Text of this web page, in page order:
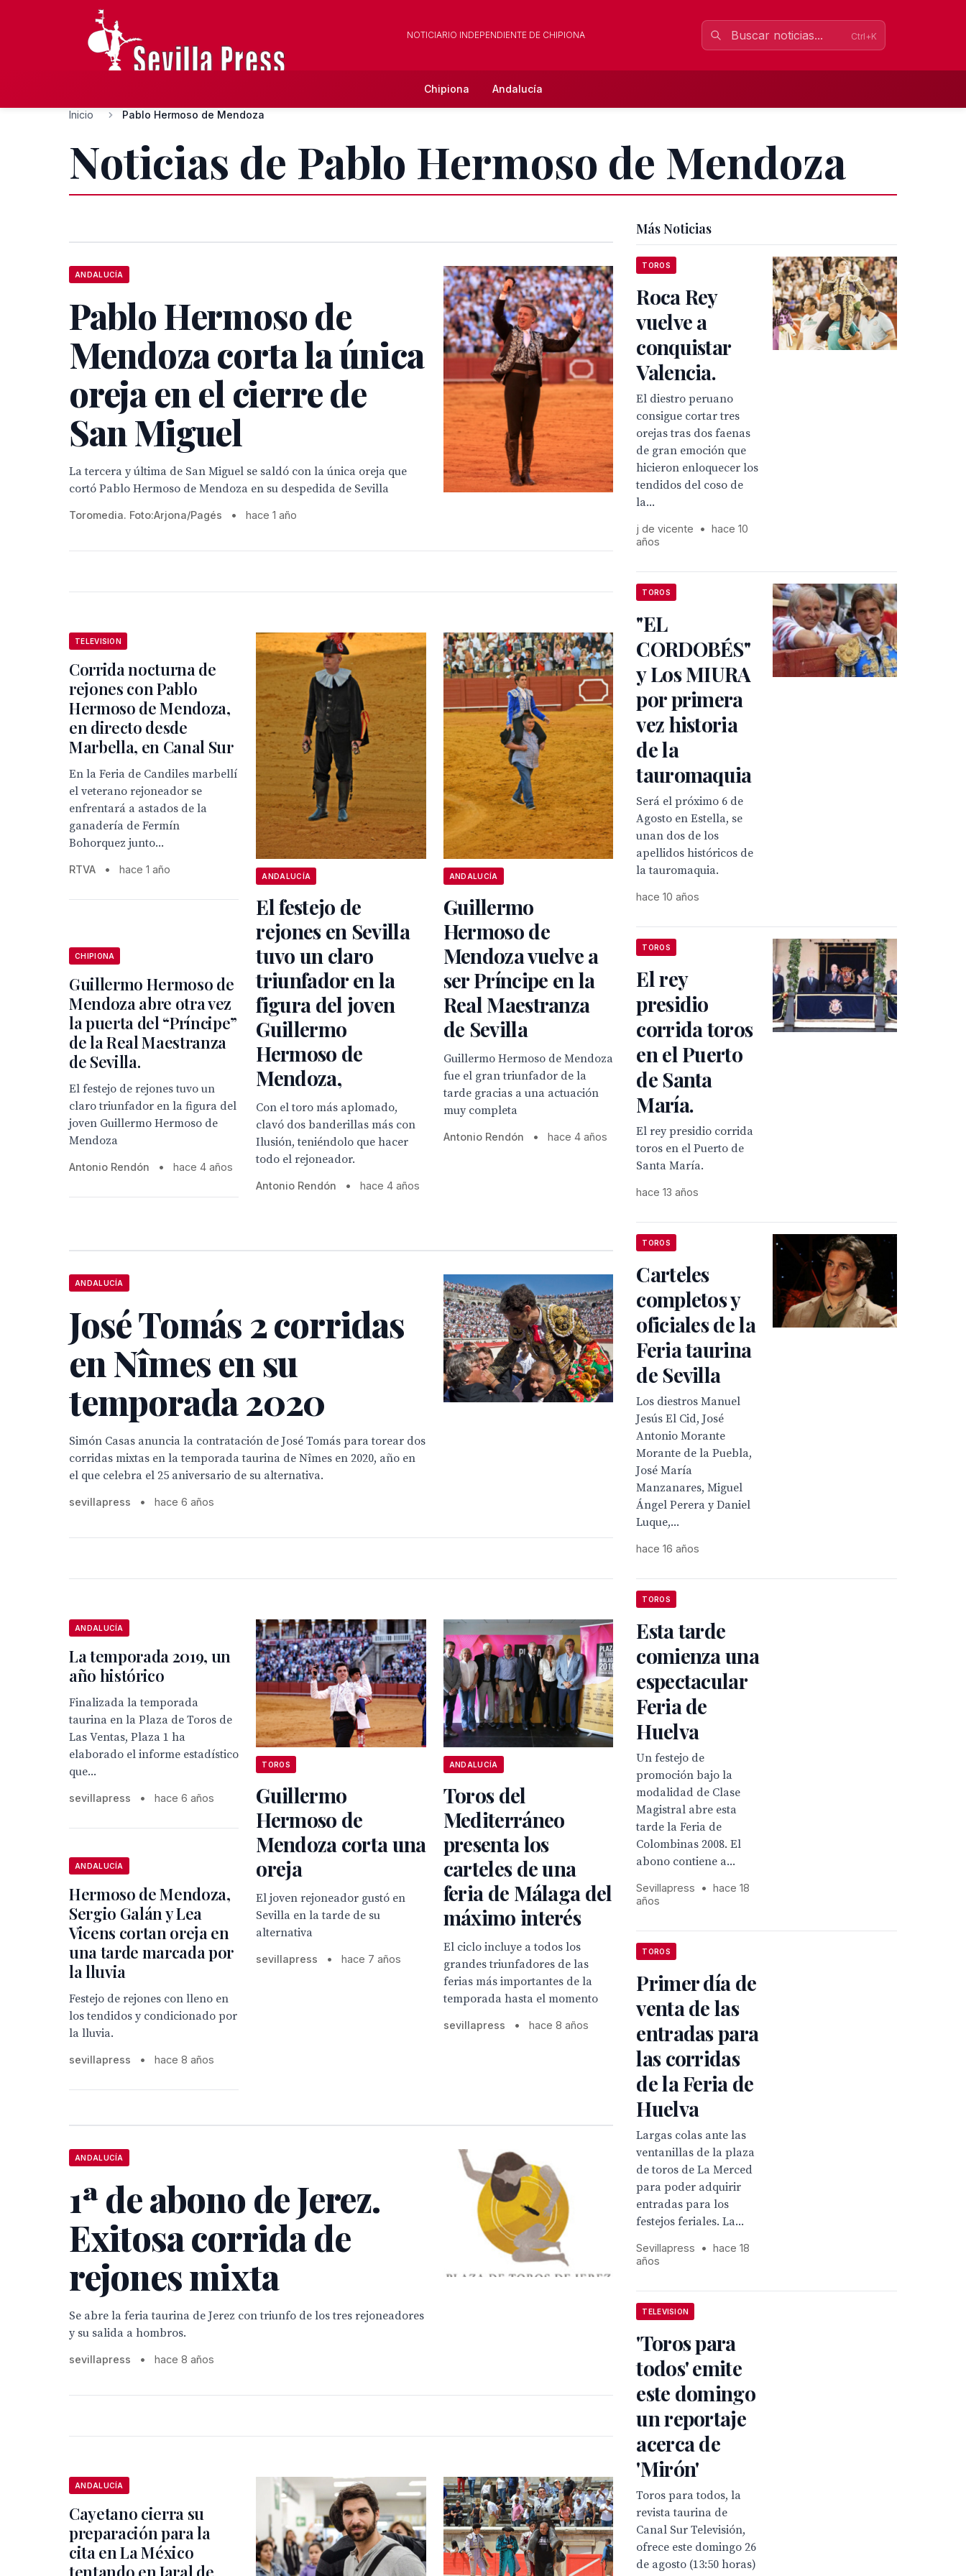
NOTICIARIO INDEPENDIENTE DE CHIPIONA Ctrl+K
Chipiona Andalucía
Inicio Pablo Hermoso de Mendoza
Noticias de Pablo Hermoso de Mendoza
ANDALUCÍA
Pablo Hermoso de
Mendoza corta la única
oreja en el cierre de
San Miguel
La tercera y última de San Miguel se saldó con la única oreja que
cortó Pablo Hermoso de Mendoza en su despedida de Sevilla
Toromedia. Foto:Arjona/Pagés • hace 1 año
TELEVISION
Corrida nocturna de
rejones con Pablo
Hermoso de Mendoza,
en directo desde
Marbella, en Canal Sur
En la Feria de Candiles marbellí
el veterano rejoneador se
enfrentará a astados de la
ganadería de Fermín
Bohorquez junto...
RTVA • hace 1 año
ANDALUCÍA
El festejo de
rejones en Sevilla
tuvo un claro
triunfador en la
figura del joven
Guillermo
Hermoso de
Mendoza,
Con el toro más aplomado,
clavó dos banderillas más con
Ilusión, teniéndolo que hacer
todo el rejoneador.
Antonio Rendón • hace 4 años
ANDALUCÍA
Guillermo
Hermoso de
Mendoza vuelve a
ser Príncipe en la
Real Maestranza
de Sevilla
Guillermo Hermoso de Mendoza
fue el gran triunfador de la
tarde gracias a una actuación
muy completa
Antonio Rendón • hace 4 años
CHIPIONA
Guillermo Hermoso de
Mendoza abre otra vez
la puerta del “Príncipe”
de la Real Maestranza
de Sevilla.
El festejo de rejones tuvo un
claro triunfador en la figura del
joven Guillermo Hermoso de
Mendoza
Antonio Rendón • hace 4 años
ANDALUCÍA
José Tomás 2 corridas
en Nîmes en su
temporada 2020
Simón Casas anuncia la contratación de José Tomás para torear dos
corridas mixtas en la temporada taurina de Nîmes en 2020, año en
el que celebra el 25 aniversario de su alternativa.
sevillapress • hace 6 años
ANDALUCÍA
La temporada 2019, un
año histórico
Finalizada la temporada
taurina en la Plaza de Toros de
Las Ventas, Plaza 1 ha
elaborado el informe estadístico
que...
sevillapress • hace 6 años
TOROS
Guillermo
Hermoso de
Mendoza corta una
oreja
El joven rejoneador gustó en
Sevilla en la tarde de su
alternativa
sevillapress • hace 7 años
ANDALUCÍA
Toros del
Mediterráneo
presenta los
carteles de una
feria de Málaga del
máximo interés
El ciclo incluye a todos los
grandes triunfadores de las
ferias más importantes de la
temporada hasta el momento
sevillapress • hace 8 años
ANDALUCÍA
Hermoso de Mendoza,
Sergio Galán y Lea
Vicens cortan oreja en
una tarde marcada por
la lluvia
Festejo de rejones con lleno en
los tendidos y condicionado por
la lluvia.
sevillapress • hace 8 años
ANDALUCÍA
1ª de abono de Jerez.
Exitosa corrida de
rejones mixta
Se abre la feria taurina de Jerez con triunfo de los tres rejoneadores
y su salida a hombros.
sevillapress • hace 8 años
ANDALUCÍA
Cayetano cierra su
preparación para la
cita en La México
Más Noticias
TOROS
Roca Rey
vuelve a
conquistar
Valencia.
El diestro peruano
consigue cortar tres
orejas tras dos faenas
de gran emoción que
hicieron enloquecer los
tendidos del coso de
la...
j de vicente •
hace 10
años
TOROS
"EL
CORDOBÉS"
y Los MIURA
por primera
vez historia
de la
tauromaquia
Será el próximo 6 de
Agosto en Estella, se
unan dos de los
apellidos históricos de
la tauromaquia.
hace 10 años
TOROS
El rey
presidio
corrida toros
en el Puerto
de Santa
María.
El rey presidio corrida
toros en el Puerto de
Santa María.
hace 13 años
TOROS
Carteles
completos y
oficiales de la
Feria taurina
de Sevilla
Los diestros Manuel
Jesús El Cid, José
Antonio Morante
Morante de la Puebla,
José María
Manzanares, Miguel
Ángel Perera y Daniel
Luque,...
hace 16 años
TOROS
Esta tarde
comienza una
espectacular
Feria de
Huelva
Un festejo de
promoción bajo la
modalidad de Clase
Magistral abre esta
tarde la Feria de
Colombinas 2008. El
abono contiene a...
Sevillapress •
hace 18
años
TOROS
Primer día de
venta de las
entradas para
las corridas
de la Feria de
Huelva
Largas colas ante las
ventanillas de la plaza
de toros de La Merced
para poder adquirir
entradas para los
festejos feriales. La...
Sevillapress •
hace 18
años
TELEVISION
'Toros para
todos' emite
este domingo
un reportaje
acerca de
'Mirón'
Toros para todos, la
revista taurina de
Canal Sur Televisión,
ofrece este domingo 26
de agosto (13:50 horas)